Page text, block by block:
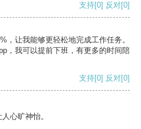
支持[0] 反对[0]
，让我能够更轻松地完成工作任务。
，我可以提前下班，有更多的时间陪
支持[0] 反对[0]
心旷神怡。